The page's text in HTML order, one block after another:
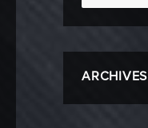
for:
ARCHIVES